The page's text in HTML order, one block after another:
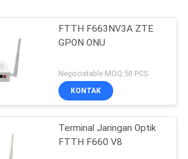
FTTH F663NV3A ZTE
GPON ONU
Negociatable MOQ:50 PCS
KONTAK
Terminal Jaringan Optik
FTTH F660 V8